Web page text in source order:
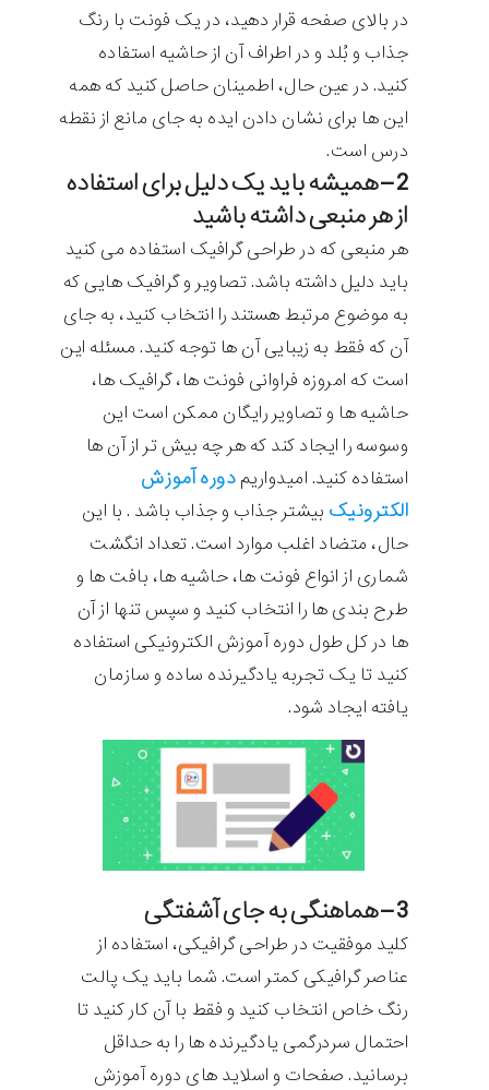
در بالای صفحه قرار دهید، در یک فونت با رنگ
جذاب و بُلد و در اطراف آن از حاشیه استفاده
کنید. در عین حال، اطمینان حاصل کنید که همه
این ها برای نشان دادن ایده به جای مانع از نقطه
درس است.
2 – همیشه باید یک دلیل برای استفاده
از هر منبعی داشته باشید
هر منبعی که در طراحی گرافیک استفاده می کنید
باید دلیل داشته باشد. تصاویر و گرافیک هایی که
به موضوع مرتبط هستند را انتخاب کنید، به جای
آن که فقط به زیبایی آن ها توجه کنید. مسئله این
است که امروزه فراوانی فونت ها، گرافیک ها،
حاشیه ها و تصاویر رایگان ممکن است این
وسوسه را ایجاد کند که هر چه بیش تر از آن ها
استفاده کنید. امیدواریم دوره آموزش
الکترونیک بیشتر جذاب و جذاب باشد . با این
حال، متضاد اغلب موارد است. تعداد انگشت
شماری از انواع فونت ها، حاشیه ها، بافت ها و
طرح بندی ها را انتخاب کنید و سپس تنها از آن
ها در کل طول دوره آموزش الکترونیکی استفاده
کنید تا یک تجربه یادگیرنده ساده و سازمان
یافته ایجاد شود.
3 – هماهنگی به جای آشفتگی
کلید موفقیت در طراحی گرافیکی، استفاده از
عناصر گرافیکی کمتر است. شما باید یک پالت
رنگ خاص انتخاب کنید و فقط با آن کار کنید تا
احتمال سردرگمی یادگیرنده ها را به حداقل
برسانید. صفحات و اسلاید های دوره آموزش